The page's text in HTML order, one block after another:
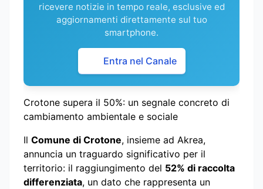
ricevere notizie in tempo reale, esclusive ed
aggiornamenti direttamente sul tuo
smartphone.
Entra nel Canale
Crotone supera il 50%: un segnale concreto di
cambiamento ambientale e sociale
Il Comune di Crotone, insieme ad Akrea,
annuncia un traguardo significativo per il
territorio: il raggiungimento del 52% di raccolta
differenziata, un dato che rappresenta un